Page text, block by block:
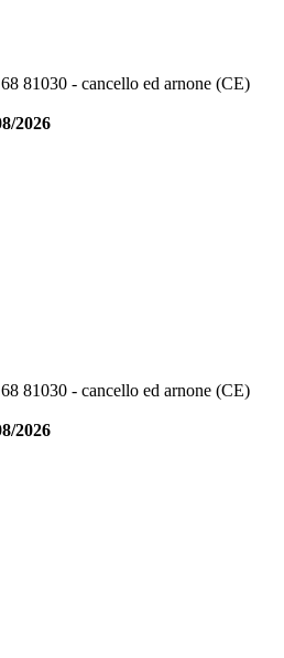
81030 - cancello ed arnone (CE)
2026
81030 - cancello ed arnone (CE)
2026